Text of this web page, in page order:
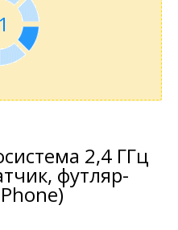
2,4 ГГц
футляр-